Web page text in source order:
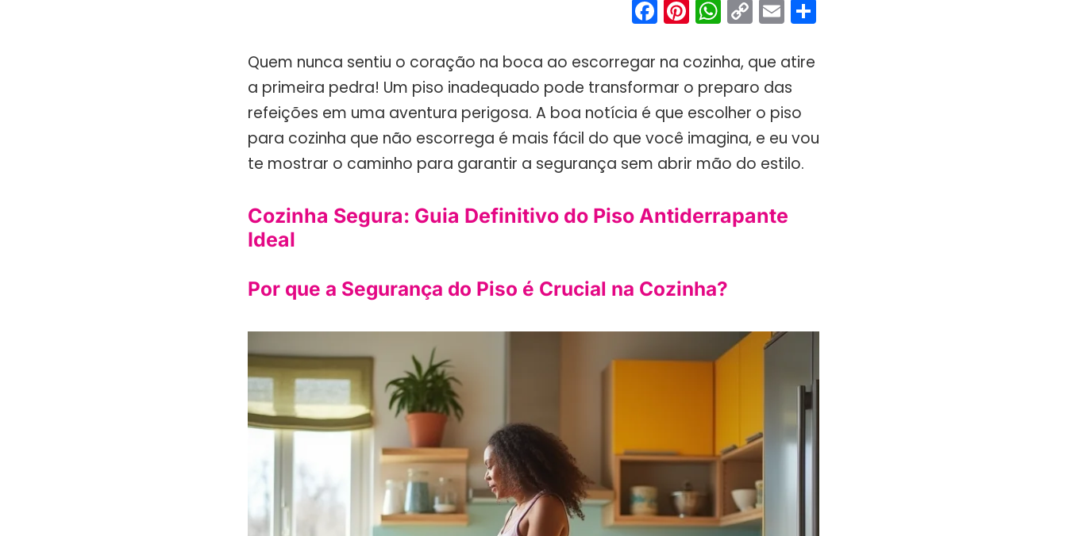
Facebook
Pinterest
WhatsApp
Copy
Link
Email
Quem nunca sentiu o coração na boca ao escorregar na cozinha, que atire
a primeira pedra! Um piso inadequado pode transformar o preparo das
refeições em uma aventura perigosa. A boa notícia é que escolher o piso
para cozinha que não escorrega é mais fácil do que você imagina, e eu vou
te mostrar o caminho para garantir a segurança sem abrir mão do estilo.
Cozinha Segura: Guia Definitivo do Piso Antiderrapante
Ideal
Por que a Segurança do Piso é Crucial na Cozinha?